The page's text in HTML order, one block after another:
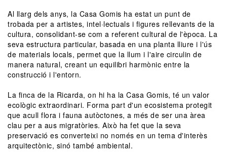
Al llarg dels anys, la Casa Gomis ha estat un punt de
trobada per a artistes, intel·lectuals i figures rellevants de la
cultura, consolidant-se com a referent cultural de l'època. La
seva estructura particular, basada en una planta lliure i l'ús
de materials locals, permet que la llum i l'aire circulin de
manera natural, creant un equilibri harmònic entre la
construcció i l'entorn.
La finca de la Ricarda, on hi ha la Casa Gomis, té un valor
ecològic extraordinari. Forma part d'un ecosistema protegit
que acull flora i fauna autòctones, a més de ser una àrea
clau per a aus migratòries. Això ha fet que la seva
preservació es converteixi no només en un tema d'interès
arquitectònic, sinó també ambiental.